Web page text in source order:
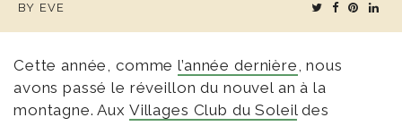
BY EVE
Cette année, commel’année dernière, nous
avons passé le réveillon du nouvel an à la
montagne. Aux Villages Club du Soleildes